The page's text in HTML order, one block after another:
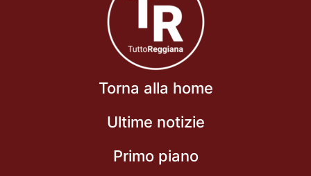
Torna alla home
Ultime notizie
Primo piano